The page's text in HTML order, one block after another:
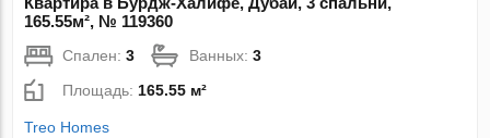
165.55м², № 119360
Спален:3 Ванных:3
Площадь:165.55 м²
Treo Homes